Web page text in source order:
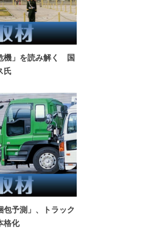
機」を読み解く 国
氏
包予測」、トラック
格化